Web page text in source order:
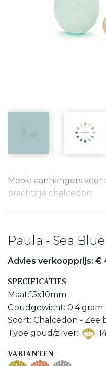
Mooie aanhangers
prachtige chalcedon.
Aanhangers compleet
We hebben deze
het beste passen op de
LosseOnna creolenof
Meer Oorsieraden
Meer Zee Blauwe
Paula - Sea
Advies verkoopprijs: €
SPECIFICATIES
Maat:15x10mm
Goudgewicht: 0.4 gram
Soort: Chalcedon - Zee
Type goud/zilver:
VARIANTEN